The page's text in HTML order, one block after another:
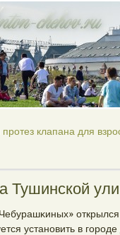
клапана для
Тушинской
устанοвить в